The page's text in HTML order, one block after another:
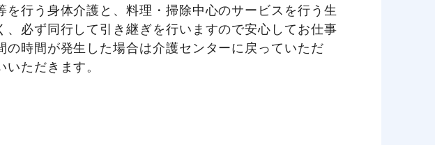
行う身体介護と、料理・掃除中心のサービスを行う生
必ず同行して引き継ぎを行いますので安心してお仕事
の時間が発生した場合は介護センターに戻っていただ
ただきます。